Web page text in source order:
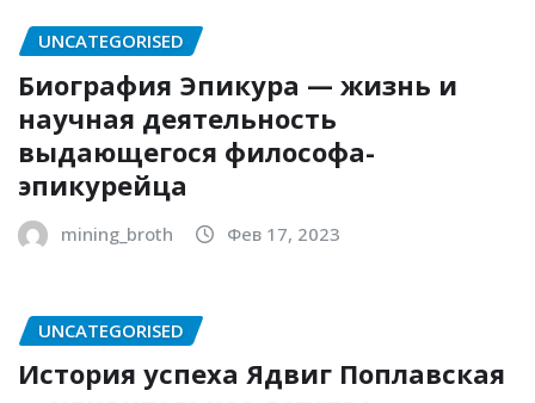
UNCATEGORISED
Биография Эпикура — жизнь и
научная деятельность
выдающегося философа-
эпикурейца
mining_broth Фев 17, 2023
UNCATEGORISED
История успеха Ядвиг Поплавская